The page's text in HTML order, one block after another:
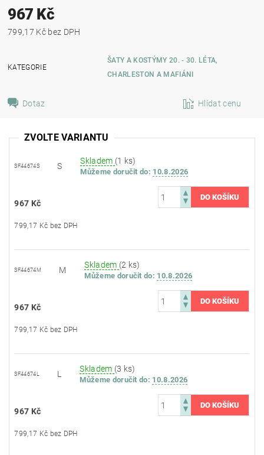
967 Kč
799,17 Kč bez DPH
KATEGORIE
ŠATY A KOSTÝMY 20. - 30. LÉTA,
CHARLESTON A MAFIÁNI
Dotaz Hlídat cenu
ZVOLTE VARIANTU
SF44674S S
Skladem (1 ks)
Můžeme doručit do: 10.8.2026
967 Kč
799,17 Kč bez DPH
SF44674M M
Skladem (2 ks)
Můžeme doručit do: 10.8.2026
967 Kč
799,17 Kč bez DPH
SF44674L L
Skladem (3 ks)
Můžeme doručit do: 10.8.2026
967 Kč
799,17 Kč bez DPH